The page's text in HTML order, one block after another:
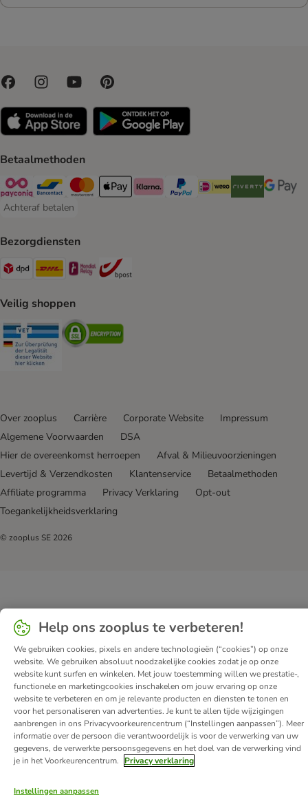
Betaalmethoden
Payconiq Payment Method
Bancontact Payment Method
Mastercard Payment Method
Apple Pay Payment Method
Klarna Payment Method
PayPal Payment Method
iDeal Payment Method
Riverty Payment
Google
Achteraf betalen
Achteraf betalen Payment Method
Bezorgdiensten
Dpd Shipping Method
DHL Shipping Method
Mondial Relay Shipping Method
Veilig shoppen
Security Security
Over zooplus Carrière Corporate Website
Impressum
Algemene Voorwaarden
DSA
Hier de overeenkomst herroepen
Afval & Milieuvoorzieningen
Levertijd & Verzendkosten
Klantenservice
Betaalmethoden
Affiliate programma
Privacy Verklaring
Opt-out
Toegankelijkheidsverklaring
© zooplus SE 2026
Help ons zooplus te verbeteren!
We gebruiken cookies, pixels en andere technologieën (“cookies”) op onze
website. We gebruiken absoluut noodzakelijke cookies zodat je op onze
website kunt surfen en winkelen. Met jouw toestemming willen we prestatie-,
functionele en marketingcookies inschakelen om jouw ervaring op onze
website te verbeteren en om je relevante producten en diensten te tonen en
voor het personaliseren van advertenties. Je kunt te allen tijde wijzigingen
aanbrengen in ons Privacyvoorkeurencentrum (“Instellingen aanpassen”). Meer
informatie over de persoon die verantwoordelijk is voor de verwerking van uw
gegevens, de verwerkte persoonsgegevens en het doel van de verwerking vind
je in het Voorkeurencentrum.
Privacy verklaring
Instellingen aanpassen